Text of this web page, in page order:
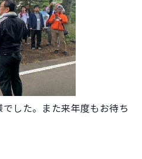
した。また来年度もお待ち